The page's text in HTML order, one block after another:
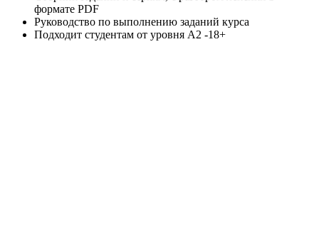
формате PDF
Руководство по выполнению заданий курса
Подходит студентам от уровня A2 -18+